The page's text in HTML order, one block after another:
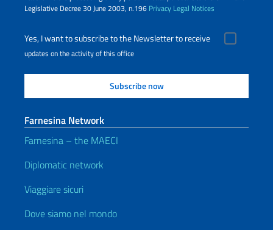
Legislative Decree 30 June 2003, n.196 Privacy Legal Notices
Yes, I want to subscribe to the Newsletter to receive
updates on the activity of this office
Farnesina Network
Farnesina – the MAECI
Diplomatic network
Viaggiare sicuri
Dove siamo nel mondo